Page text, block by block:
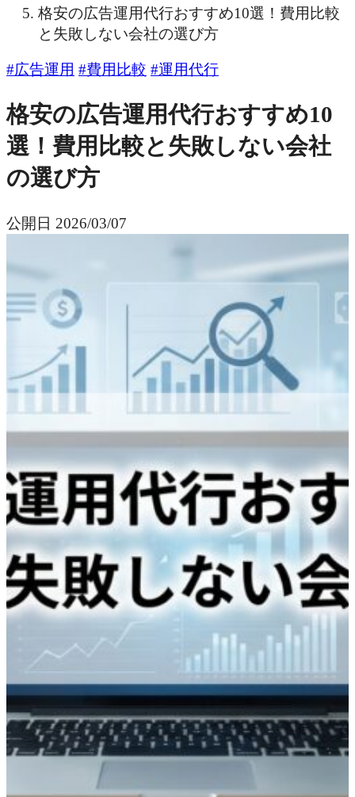
格安の広告運用代行おすすめ10選！費用比較
と失敗しない会社の選び方
#広告運用 #費用比較 #運用代行
格安の広告運用代行おすすめ10
選！費用比較と失敗しない会社
の選び方
公開日 2026/03/07